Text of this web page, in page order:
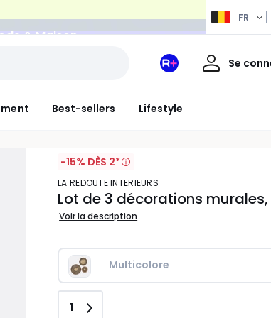
& Maison FR
Best-sellers Lifestyle
Mon
Redoute
Se
Mon
-15% DÈS 2*
LA REDOUTE INTERIEURS
Lot de 3 décorations
Voir la description
Multicolore
Quantité
1